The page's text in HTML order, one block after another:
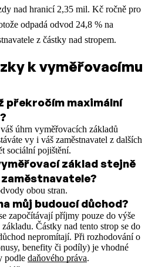
nad hranicí 2,35 mil. Kč ročně pro
odpadá odvod 24,8 % na
z částky nad stropem.
k vyměřovacímu
překročím maximální
úhrn vyměřovacích základů
vy i váš zaměstnavatel z dalších
sociální pojištění.
základ stejně
obou stran.
můj budoucí důchod?
započítávají příjmy pouze do výše
Částky nad tento strop se do
nepromítají. Při rozhodování o
benefity či podíly) je vhodné
podle daňového práva.